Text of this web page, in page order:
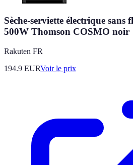
Sèche-serviette électrique sans
500W Thomson COSMO noir
Rakuten FR
194.9 EURVoir le prix